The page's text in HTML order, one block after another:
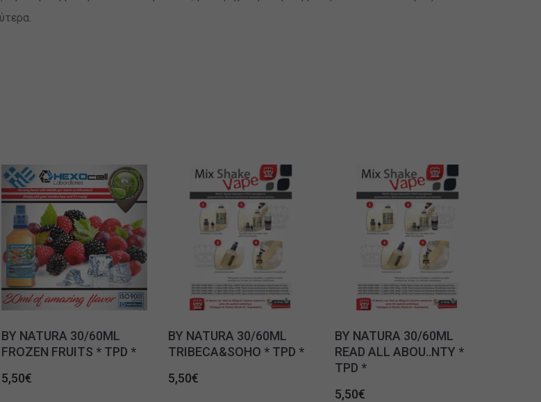
BY NATURA 30/60ML
FROZEN FRUITS * TPD *
5,50€
BY NATURA 30/60ML
TRIBECA&SOHO * TPD *
5,50€
BY NATURA 30/60ML
READ ALL ABOU..NTY *
TPD *
5,50€